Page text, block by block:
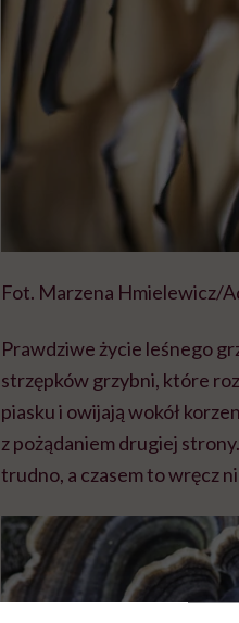
Fot. Marzena Hmielewicz/
Prawdziwe życie leśnego
strzępków grzybni, które
piasku i owijają wokół
z pożądaniem drugiej
trudno, a czasem to wręcz